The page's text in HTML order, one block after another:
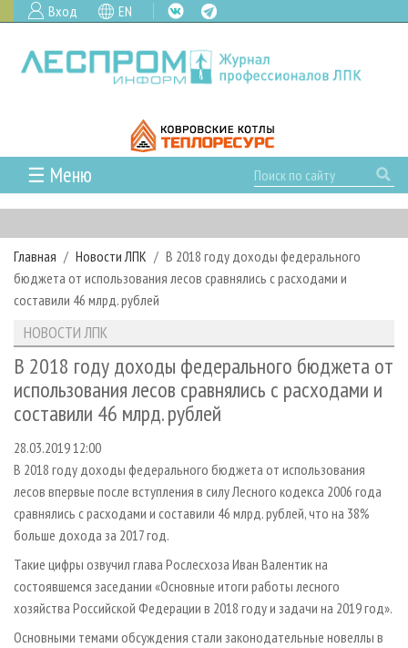
Вход EN
☰ Меню
ГЛАВНАЯ
РУБРИКИ И ТЕМЫ
РУБРИКИ ЖУРНАЛА
ЛЕСНОЕ ХОЗЯЙСТВО
ЛЕСОЗАГОТОВКА
ЛЕСОПИЛЕНИЕ
ДЕРЕВООБРАБОТКА
СУШКА ДРЕВЕСИНЫ
ПРОИЗВОДСТВО ДРЕВЕСНЫХ ПЛИТ
ДЕРЕВЯННОЕ ДОМОСТРОЕНИЕ
ПРОИЗВОДСТВО МЕБЕЛИ
БИОЭНЕРГЕТИКА
ЦБП
ИНСТРУМЕНТ И МАТЕРИАЛЫ
НОВОСТИ
КАЛЕНДАРЬ СОБЫТИЙ
НОВОСТИ ЛПК
НОВОСТИ ЖУРНАЛА
НОВОСТИ КОМПАНИЙ
ПРОЕКТЫ ЛПИ
АНАЛИТИКА
ПРЕДПРИЯТИЯ ЛПК
ЛЕСНЫЕ РЕГИОНЫ РОССИИ
ПЕРСОНЫ
МОБИЛЬНЫЕ ВЫСТАВКИ
ОФИЦИАЛЬНЫЕ ДЕЛЕГАЦИИ
ПРИОРИТЕТНЫЕ ИНВЕСТПРОЕКТЫ
RUSSIAN FORESTRY REVIEW
ГАЗЕТА ЛЕСПРОМФОРУМ
БИБЛИОТЕКА СПЕЦИАЛИСТА
АРХИВ
АРХИВ ЖУРНАЛОВ
СТАТЬИ
О ЖУРНАЛЕ
ПОДПИСКА
КОНТАКТЫ
РЕКЛАМОДАТЕЛЯМ
РЕКЛАМА
РЕКЛАМА НА САЙТЕ
Главная Новости ЛПК
В 2018 году доходы федерального
бюджета от использования лесов сравнялись с расходами и
составили 46 млрд. рублей
НОВОСТИ ЛПК
В 2018 году доходы федерального бюджета от
использования лесов сравнялись с расходами и
составили 46 млрд. рублей
28.03.2019 12:00
В 2018 году доходы федерального бюджета от использования
лесов впервые после вступления в силу Лесного кодекса 2006 года
сравнялись с расходами и составили 46 млрд. рублей, что на 38%
больше дохода за 2017 год.
Такие цифры озвучил глава Рослесхоза Иван Валентик на
состоявшемся заседании «Основные итоги работы лесного
хозяйства Российской Федерации в 2018 году и задачи на 2019 год».
Основными темами обсуждения стали законодательные новеллы в